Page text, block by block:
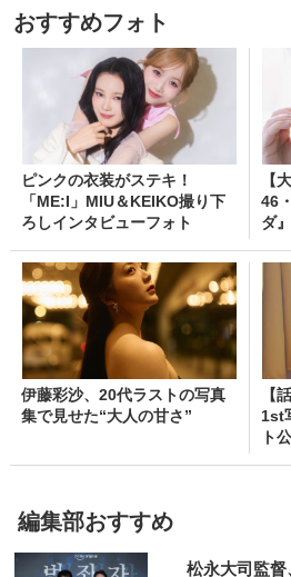
おすすめフォト
ピンクの衣装がステキ！
「ME:I」MIU＆KEIKO撮り下
ろしインタビューフォト
【
46
ダ
伊藤彩沙、20代ラストの写真
集で見せた“大人の甘さ”
【
1st
ト
編集部おすすめ
松永大司監